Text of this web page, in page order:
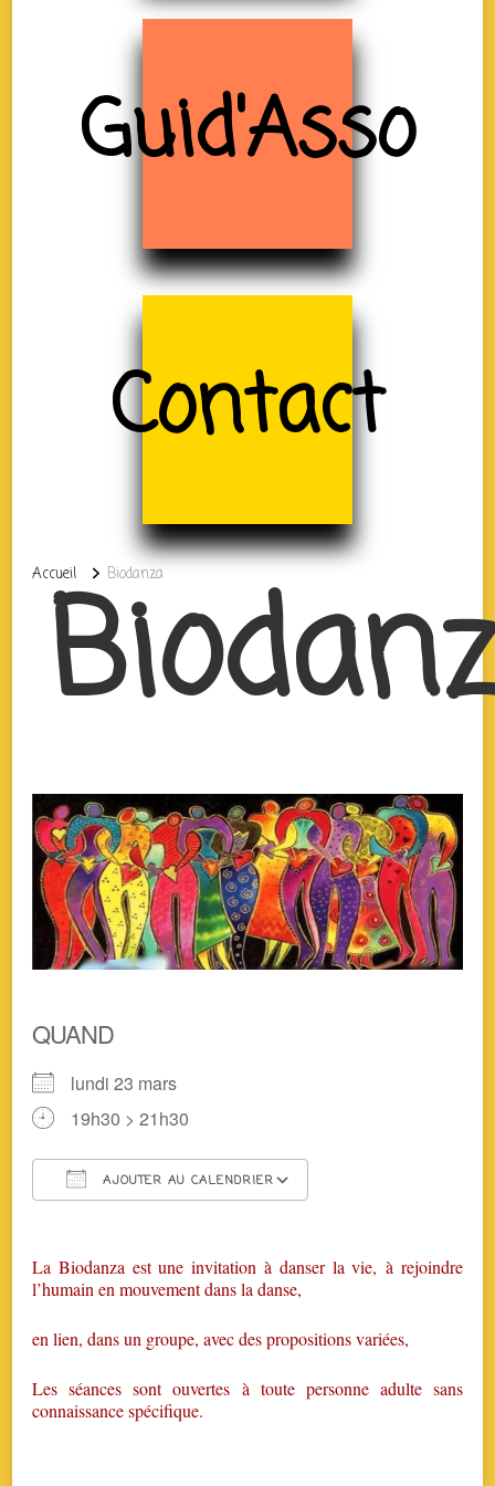
Accueil Biodanza
QUAND
lundi 23 mars
19h30 > 21h30
AJOUTER AU CALENDRIER
La Biodanza est une invitation à danser la vie, à rejoindre
l’humain en mouvement dans la danse,
en lien, dans un groupe, avec des propositions variées,
Les séances sont ouvertes à toute personne adulte sans
connaissance spécifique.
Guid'Asso
Contact